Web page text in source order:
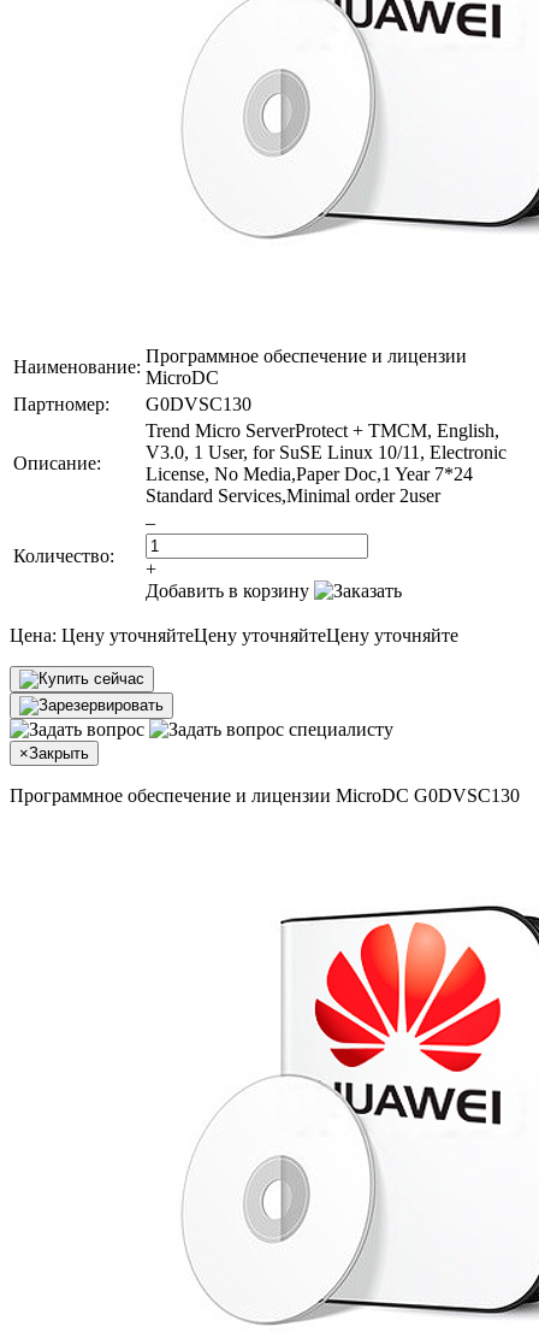
Наименование:
Программное обеспечение и лицензии
MicroDC
Партномер:
G0DVSC130
Описание:
Trend Micro ServerProtect + TMCM, English,
V3.0, 1 User, for SuSE Linux 10/11, Electronic
License, No Media,Paper Doc,1 Year 7*24
Standard Services,Minimal order 2user
Количество:
–
+
Добавить в корзину
Цена: Цену уточняйтеЦену уточняйтеЦену уточняйте
×Закрыть
Программное обеспечение и лицензии MicroDC G0DVSC130